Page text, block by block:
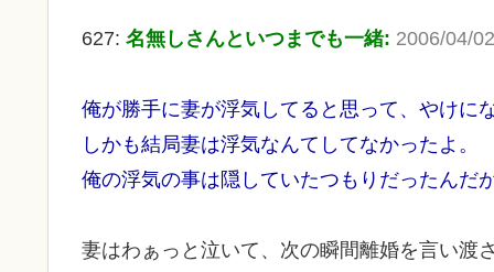
627: 名無しさんといつまでも一緒: 2006/04/
俺が勝手に妻が浮気してると思って、やけに
しかも結局妻は浮気なんてしてなかったよ。
俺の浮気の事は隠していたつもりだったんだ
妻はわぁっと泣いて、次の瞬間離婚を言い渡